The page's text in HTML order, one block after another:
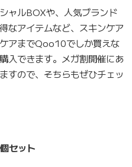
ャルBOXや、人気ブランド
なアイテムなど、スキンケア
アまでQoo10でしか買えな
入できます。メガ割開催にあ
すので、そちらもぜひチェッ
セット